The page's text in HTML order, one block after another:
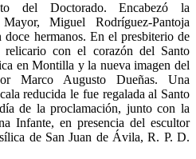
del Doctorado. Encabezó la
Miguel Rodríguez-Pantoja
doce hermanos. En el presbiterio de
con el corazón del Santo
en Montilla y la nueva imagen del
Marco Augusto Dueñas. Una
reducida le fue regalada al Santo
de la proclamación, junto con la
Infante, en presencia del escultor
de San Juan de Ávila, R. P. D.